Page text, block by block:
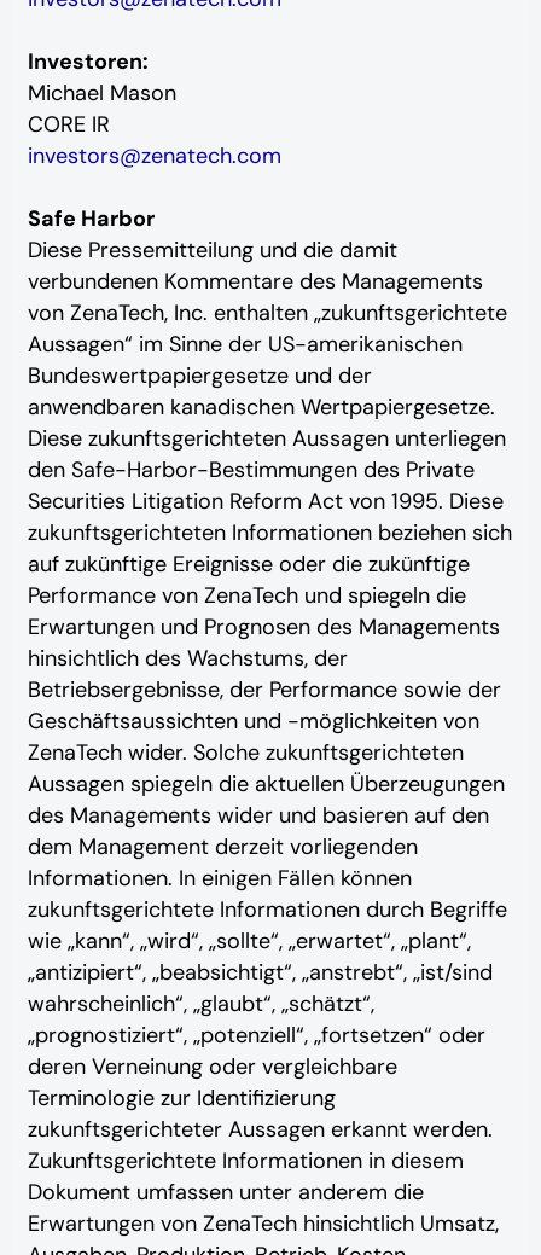
Investoren:
Michael Mason
CORE IR
investors@zenatech.com
Safe Harbor
Diese Pressemitteilung und die damit
verbundenen Kommentare des Managements
von ZenaTech, Inc. enthalten „zukunftsgerichtete
Aussagen“ im Sinne der US-amerikanischen
Bundeswertpapiergesetze und der
anwendbaren kanadischen Wertpapiergesetze.
Diese zukunftsgerichteten Aussagen unterliegen
den Safe-Harbor-Bestimmungen des Private
Securities Litigation Reform Act von 1995. Diese
zukunftsgerichteten Informationen beziehen sich
auf zukünftige Ereignisse oder die zukünftige
Performance von ZenaTech und spiegeln die
Erwartungen und Prognosen des Managements
hinsichtlich des Wachstums, der
Betriebsergebnisse, der Performance sowie der
Geschäftsaussichten und -möglichkeiten von
ZenaTech wider. Solche zukunftsgerichteten
Aussagen spiegeln die aktuellen Überzeugungen
des Managements wider und basieren auf den
dem Management derzeit vorliegenden
Informationen. In einigen Fällen können
zukunftsgerichtete Informationen durch Begriffe
wie „kann“, „wird“, „sollte“, „erwartet“, „plant“,
„antizipiert“, „beabsichtigt“, „anstrebt“, „ist/sind
wahrscheinlich“, „glaubt“, „schätzt“,
„prognostiziert“, „potenziell“, „fortsetzen“ oder
deren Verneinung oder vergleichbare
Terminologie zur Identifizierung
zukunftsgerichteter Aussagen erkannt werden.
Zukunftsgerichtete Informationen in diesem
Dokument umfassen unter anderem die
Erwartungen von ZenaTech hinsichtlich Umsatz,